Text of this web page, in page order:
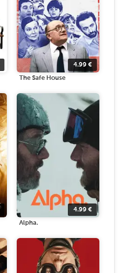
4.99 €
The Safe House
4.99 €
Alpha.